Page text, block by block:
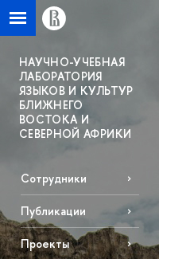
НАУЧНО-УЧЕБНАЯ
ЛАБОРАТОРИЯ
ЯЗЫКОВ И КУЛЬТУР
БЛИЖНЕГО
ВОСТОКА И
СЕВЕРНОЙ АФРИКИ
Сотрудники
Публикации
Проекты